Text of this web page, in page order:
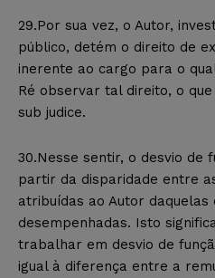
29.Por sua vez, o Autor,
público, detém o direito de
inerente ao cargo para o
Ré observar tal direito, o
sub judice.
30.Nesse sentir, o desvio de
partir da disparidade entre
atribuídas ao Autor daquelas
desempenhadas. Isto
trabalhar em desvio de
igual à diferença entre a